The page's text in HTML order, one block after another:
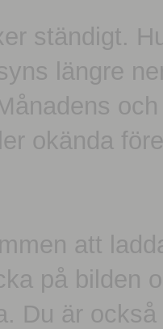
ständigt.
längre
okända
att
på bilden
Du är